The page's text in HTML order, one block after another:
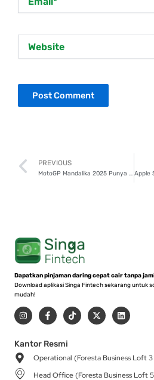
Prev
PREVIOUS
MotoGP Mandalika 2025 Punya VIP Luxury Tent, Apa Fasilitasnya?
Dapatkan pinjaman daring cepat cair tanpa
Download aplikasi Singa Fintech sekarang untuk
mudah!
I
n
s
a
g
r
a
m
F
a
c
b
o
-
T
i
k
X
-
t
t
r
L
i
n
i
Kantor Resmi
Operational (Foresta Business Loft
Head Office (Foresta Business Loft